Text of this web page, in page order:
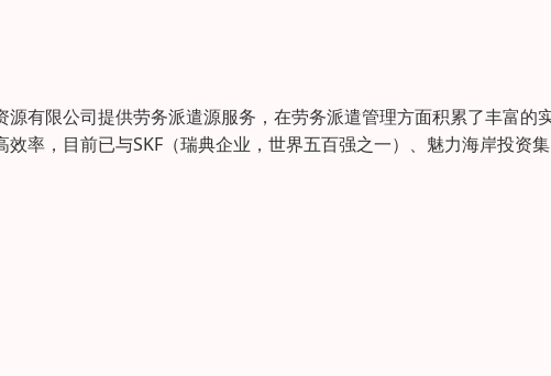
有限公司提供劳务派遣源服务，在劳务派遣管理方面积累了丰富的
率，目前已与SKF（瑞典企业，世界五百强之一）、魅力海岸投资